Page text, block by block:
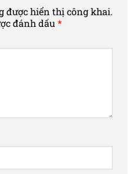
được hiển thị công khai.
đánh dấu*